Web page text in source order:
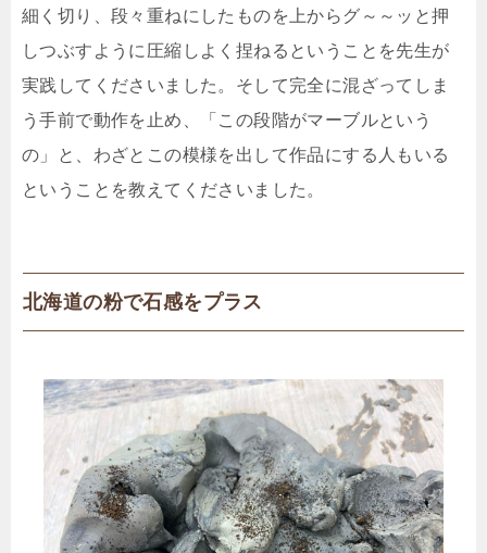
細く切り、段々重ねにしたものを上からグ～～ッと押
しつぶすように圧縮しよく捏ねるということを先生が
実践してくださいました。そして完全に混ざってしま
う手前で動作を止め、「この段階がマーブルという
の」と、わざとこの模様を出して作品にする人もいる
ということを教えてくださいました。
北海道の粉で石感をプラス